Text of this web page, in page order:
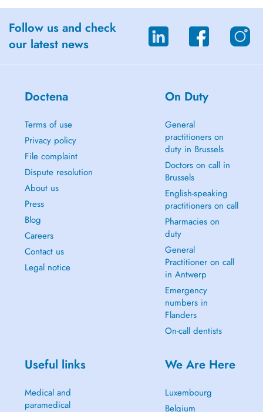
Follow us and check
our latest news
Doctena
Terms of use
Privacy policy
File complaint
Dispute resolution
About us
Press
Blog
Careers
Contact us
Legal notice
On Duty
General
practitioners on
duty in Brussels
Doctors on call in
Brussels
English-speaking
practitioners on call
Pharmacies on
duty
General
Practitioner on call
in Antwerp
Emergency
numbers in
Flanders
On-call dentists
Useful links
Medical and
paramedical
We Are Here
Luxembourg
Belgium